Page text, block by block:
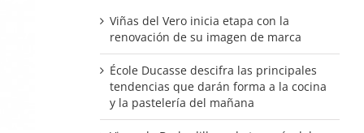
Viñas del Vero inicia etapa con la
renovación de su imagen de marca
École Ducasse descifra las principales
tendencias que darán forma a la cocina
y la pastelería del mañana